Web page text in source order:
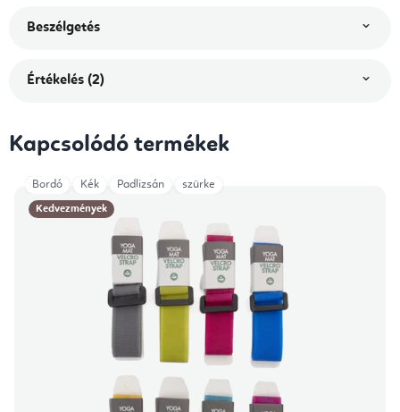
Beszélgetés
Értékelés (2)
Kapcsolódó termékek
Kedvezmények
Bordó Kék Padlizsán szürke